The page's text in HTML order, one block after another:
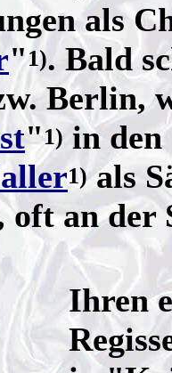
als
"1). Bald
Berlin,
"1) in den
1)als
oft an der
Ihren